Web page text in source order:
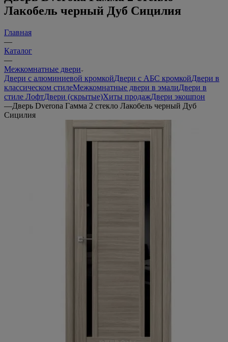
Лакобель черный Дуб Сицилия
Главная
—
Каталог
—
Межкомнатные двери
Двери с алюминиевой кромкойДвери с АБС кромкойДвери в
классическом стилеМежкомнатные двери в эмалиДвери в
стиле ЛофтДвери (скрытые)Хиты продажДвери экошпон
—Дверь Dverona Гамма 2 стекло Лакобель черный Дуб
Сицилия